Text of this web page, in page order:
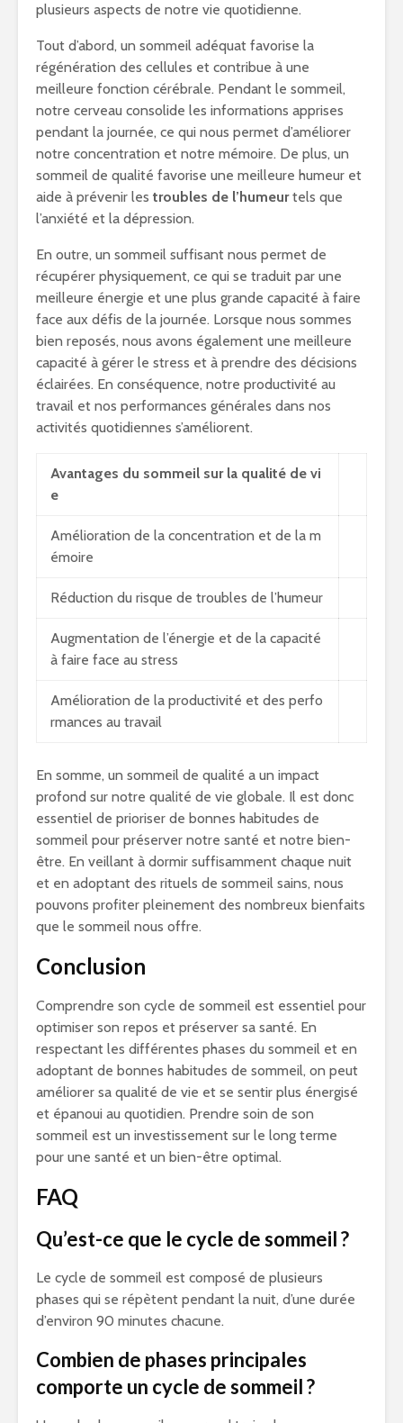
plusieurs aspects de notre vie quotidienne.
Tout d’abord, un sommeil adéquat favorise la
régénération des cellules et contribue à une
meilleure fonction cérébrale. Pendant le sommeil,
notre cerveau consolide les informations apprises
pendant la journée, ce qui nous permet d’améliorer
notre concentration et notre mémoire. De plus, un
sommeil de qualité favorise une meilleure humeur et
aide à prévenir les troubles de l’humeurtels que
l’anxiété et la dépression.
En outre, un sommeil suffisant nous permet de
récupérer physiquement, ce qui se traduit par une
meilleure énergie et une plus grande capacité à faire
face aux défis de la journée. Lorsque nous sommes
bien reposés, nous avons également une meilleure
capacité à gérer le stress et à prendre des décisions
éclairées. En conséquence, notre productivité au
travail et nos performances générales dans nos
activités quotidiennes s’améliorent.
Avantages du sommeil sur la qualité de vi
e
Amélioration de la concentration et de la m
émoire
Réduction du risque de troubles de l’humeur
Augmentation de l’énergie et de la capacité
à faire face au stress
Amélioration de la productivité et des perfo
rmances au travail
En somme, un sommeil de qualité a un impact
profond sur notre qualité de vie globale. Il est donc
essentiel de prioriser de bonnes habitudes de
sommeil pour préserver notre santé et notre bien-
être. En veillant à dormir suffisamment chaque nuit
et en adoptant des rituels de sommeil sains, nous
pouvons profiter pleinement des nombreux bienfaits
que le sommeil nous offre.
Conclusion
Comprendre son cycle de sommeil est essentiel pour
optimiser son repos et préserver sa santé. En
respectant les différentes phases du sommeil et en
adoptant de bonnes habitudes de sommeil, on peut
améliorer sa qualité de vie et se sentir plus énergisé
et épanoui au quotidien. Prendre soin de son
sommeil est un investissement sur le long terme
pour une santé et un bien-être optimal.
FAQ
Qu’est-ce que le cycle de sommeil ?
Le cycle de sommeil est composé de plusieurs
phases qui se répètent pendant la nuit, d’une durée
d’environ 90 minutes chacune.
Combien de phases principales
comporte un cycle de sommeil ?